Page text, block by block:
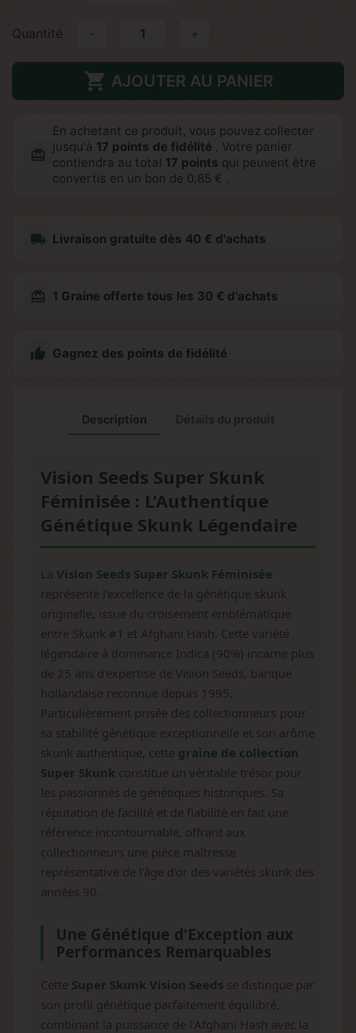
Quantité +
 AJOUTER AU PANIER
redeem
En achetant ce produit, vous pouvez collecter
jusqu'à 17 points de fidélité . Votre panier
contiendra au total 17 points qui peuvent être
convertis en un bon de 0,85 € .
local_shipping Livraison gratuite dès 40 € d'achats
redeem 1 Graine offerte tous les 30 € d'achats
 Gagnez des points de fidélité
Description
Vision Seeds Super Skunk
Féminisée : L'Authentique
Génétique Skunk Légendaire
La Vision Seeds Super Skunk Féminisée
représente l'excellence de la génétique skunk
originelle, issue du croisement emblématique
entre Skunk #1 et Afghani Hash. Cette variété
légendaire à dominance Indica (90%) incarne plus
de 25 ans d'expertise de Vision Seeds, banque
hollandaise reconnue depuis 1995.
Particulièrement prisée des collectionneurs pour
sa stabilité génétique exceptionnelle et son arôme
skunk authentique, cette graine de collection
Super Skunk constitue un véritable trésor pour
les passionnés de génétiques historiques. Sa
réputation de facilité et de fiabilité en fait une
référence incontournable, offrant aux
collectionneurs une pièce maîtresse
représentative de l'âge d'or des variétés skunk des
années 90.
Une Génétique d'Exception aux
Performances Remarquables
Cette Super Skunk Vision Seeds se distingue par
son profil génétique parfaitement équilibré,
combinant la puissance de l'Afghani Hash avec la